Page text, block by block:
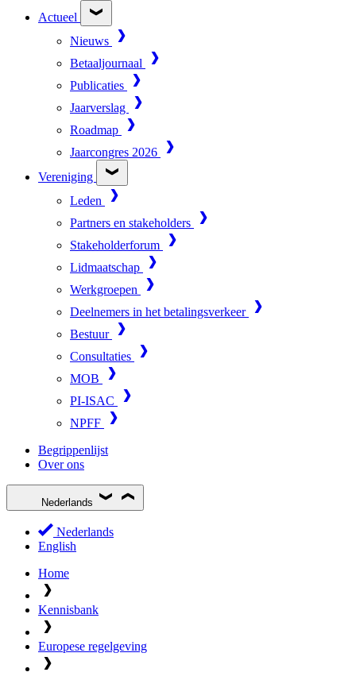
Actueel
Nieuws
Betaaljournaal
Publicaties
Jaarverslag
Roadmap
Jaarcongres 2026
Vereniging
Leden
Partners en stakeholders
Stakeholderforum
Lidmaatschap
Werkgroepen
Deelnemers in het betalingsverkeer
Bestuur
Consultaties
MOB
PI-ISAC
NPFF
Begrippenlijst
Over ons
Nederlands
Nederlands
English
Home
Kennisbank
Europese regelgeving